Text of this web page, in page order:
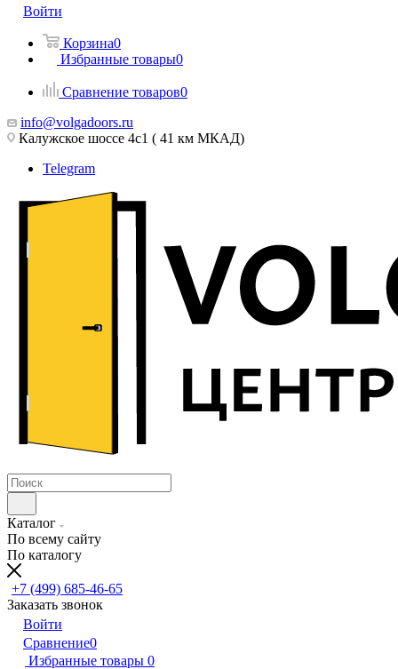
Войти
Корзина0
Избранные товары0
Сравнение товаров0
info@volgadoors.ru
Калужское шоссе 4с1 ( 41 км МКАД)
Telegram
Каталог
По всему сайту
По каталогу
+7 (499) 685-46-65
Заказать звонок
Войти
Сравнение0
Избранные товары 0